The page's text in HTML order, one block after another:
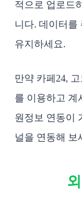
적으로 업로드
니다. 데이터를
유지하세요.
만약 카페24,
를 이용하고 계
원정보 연동이
널을 연동해 보